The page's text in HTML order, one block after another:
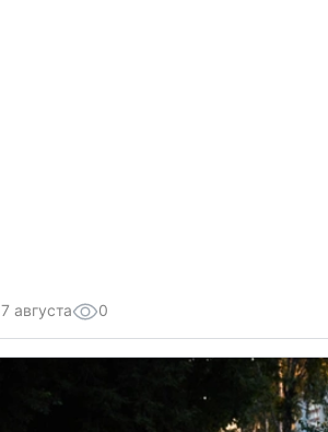
7 августа 0